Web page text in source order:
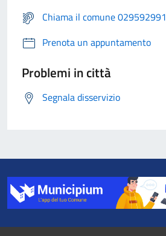
Chiama il comune 029592991
Prenota un appuntamento
Problemi in città
Segnala disservizio